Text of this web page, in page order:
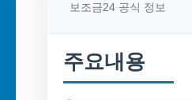
보조금24 공식 정보
주요내용